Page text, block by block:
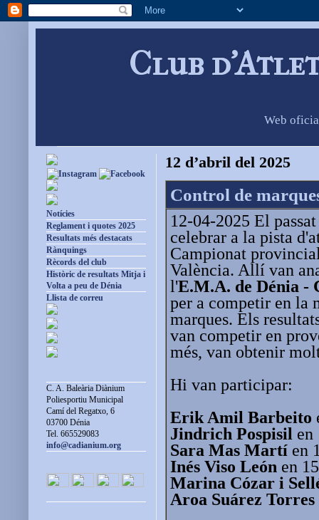
Club
Web
12 d’abril del 2025
Control de
12-04-2025 El
celebrar a la pista
Campionat
València. Allí van
l'E.M.A. de Dénia -
per a competir en la
marques. Els
van competir en
més, van obtenir
Hi van participar:
Erik Amil Barbeito
Jindrich Pospisil en
Sara Mas Martí en
Inés Viso León en
Marina Cózar i
Aroa Suárez Torres
Notícies
Reglament i quotes 2025
Resultats més destacats
Rànquings
Rècords del club
Històric de resultats Mitja i
Volta a peu de Dénia
Llista de correu
C. A. Baleària Diànium
Poliesportiu Municipal
Camí del Regatxo, 6
03700 Dénia
Tel. 665529083
info@cadianium.org